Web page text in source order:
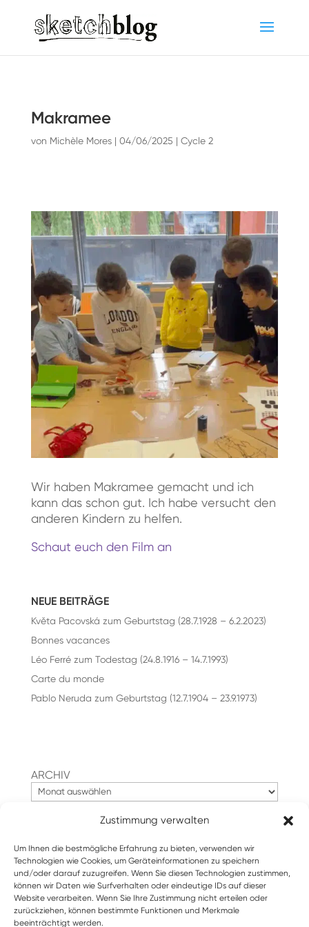
Zustimmung verwalten
Um Ihnen die bestmögliche Erfahrung zu bieten, verwenden wir
Technologien wie Cookies, um Geräteinformationen zu speichern
und/oder darauf zuzugreifen. Wenn Sie diesen Technologien zustimmen,
können wir Daten wie Surfverhalten oder eindeutige IDs auf dieser
Website verarbeiten. Wenn Sie Ihre Zustimmung nicht erteilen oder
zurückziehen, können bestimmte Funktionen und Merkmale
beeinträchtigt werden.
Makramee
von Michèle Mores| 04/06/2025 | Cycle 2
Wir haben Makramee gemacht und ich
kann das schon gut. Ich habe versucht den
anderen Kindern zu helfen.
Schaut euch den Film an
NEUE BEITRÄGE
Květa Pacovská zum Geburtstag (28.7.1928 – 6.2.2023)
Bonnes vacances
Léo Ferré zum Todestag (24.8.1916 – 14.7.1993)
Carte du monde
Pablo Neruda zum Geburtstag (12.7.1904 – 23.9.1973)
ARCHIV
Suchen